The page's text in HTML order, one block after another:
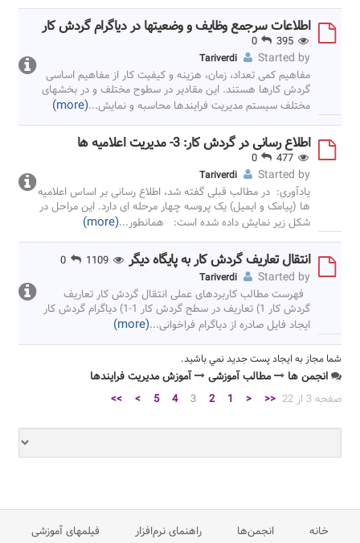
اطلاعات سرجمع وظایف و وضعیتها در دیاگرام گردش کار
0
Started by
Tariverdi
مفاهیم کمی تعداد، زمان، هزینه و کیفیت کار از مفاهیم اساسی
گردش کارها هستند. این مقادیر در سطوح مختلف و در بخشهای
مختلف سیستم مدیریت فرایندها محاسبه و نمایش...
(more)
اطلاع رسانی در گردش کار: 3- مدیریت اعلامیه ها
0
Started by
Tariverdi
یادآوری: در مطالب قبلی گفته شد، اطلاع رسانی بر اساس اعلامیه
ها (پیامک و ایمیل) یک پروسه چهار مرحله ای دارد. این مراحل در
شکل زیر نمایش داده شده است: همانطور...
(more)
انتقال تعاریف گردش کار به پایگاه دیگر 1109
Started by
Tariverdi
فهرست مطالب کاربردهای عملی انتقال گردش کار تعاریف
گردش کار 1) تعاریف در سطح گردش کار 1-1) دیاگرام گردش کار
ایجاد فایل صادره از دیاگرام فراخوانی...
(more)
شما مجاز به ايجاد پست جديد نمي باشيد.
انجمن ها مطالب آموزشی
آموزش مدیریت فرایندها
صفحه 3 از 22
<<
<
1
2
3
4
5
>
>>
خانه انجمن‌ها راهنمای نرم‌افزار فیلمهای آموزشی